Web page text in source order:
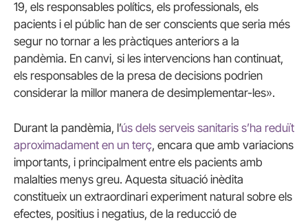
19, els responsables polítics, els professionals, els
pacients i el públic han de ser conscients que seria més
segur no tornar a les pràctiques anteriors a la
pandèmia. En canvi, si les intervencions han continuat,
els responsables de la presa de decisions podrien
considerar la millor manera de desimplementar-les».
Durant la pandèmia, l’ús dels serveis sanitaris s’ha reduït
aproximadament en un terç, encara que amb variacions
importants, i principalment entre els pacients amb
malalties menys greu. Aquesta situació inèdita
constitueix un extraordinari experiment natural sobre els
efectes, positius i negatius, de la reducció de